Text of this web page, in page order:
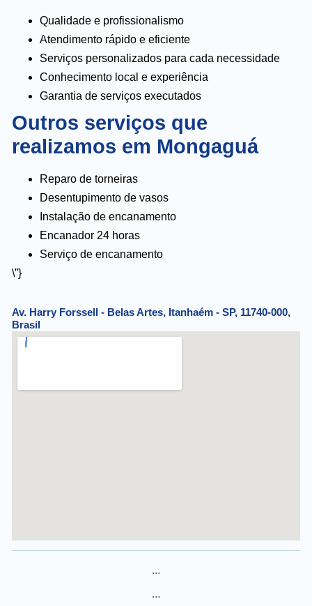
Qualidade e profissionalismo
Atendimento rápido e eficiente
Serviços personalizados para cada necessidade
Conhecimento local e experiência
Garantia de serviços executados
Outros serviços que
realizamos em Mongaguá
Reparo de torneiras
Desentupimento de vasos
Instalação de encanamento
Encanador 24 horas
Serviço de encanamento
\”}
Av. Harry Forssell - Belas Artes, Itanhaém - SP, 11740-000,
Brasil
...
...